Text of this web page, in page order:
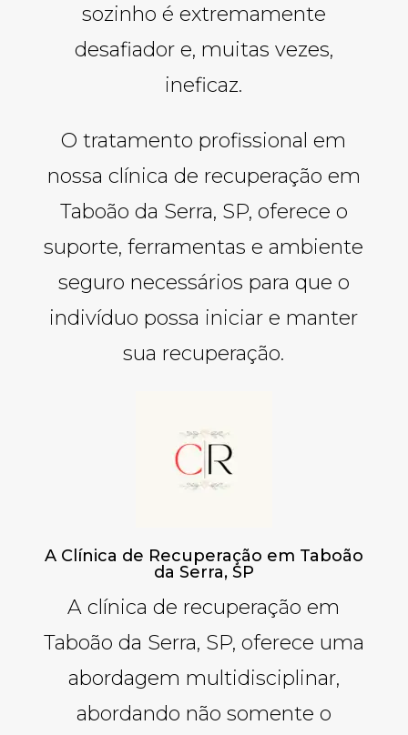
sozinho é extremamente
desafiador e, muitas vezes,
ineficaz.
O tratamento profissional em
nossa clínica de recuperação em
Taboão da Serra, SP, oferece o
suporte, ferramentas e ambiente
seguro necessários para que o
indivíduo possa iniciar e manter
sua recuperação.
A Clínica de Recuperação em Taboão
da Serra, SP
A clínica de recuperação em
Taboão da Serra, SP, oferece uma
abordagem multidisciplinar,
abordando não somente o